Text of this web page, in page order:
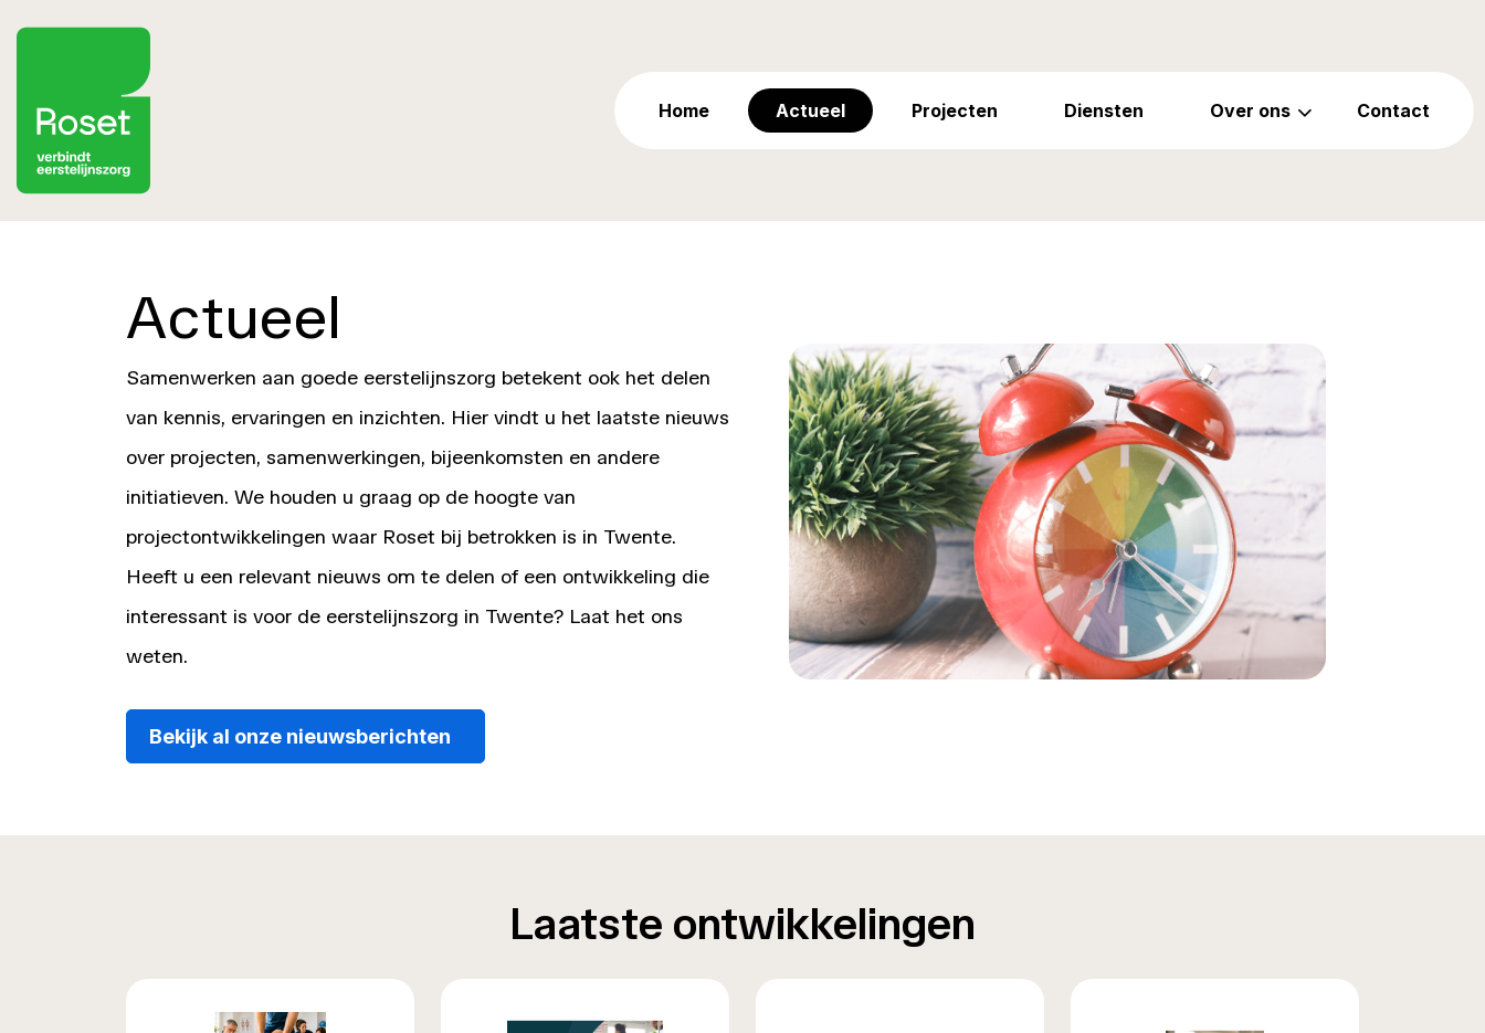
Home Actueel Projecten Diensten Over ons Contact
Actueel
Samenwerken aan goede eerstelijnszorg betekent ook het delen
van kennis, ervaringen en inzichten. Hier vindt u het laatste nieuws
over projecten, samenwerkingen, bijeenkomsten en andere
initiatieven. We houden u graag op de hoogte van
projectontwikkelingen waar Roset bij betrokken is in Twente.
Heeft u een relevant nieuws om te delen of een ontwikkeling die
interessant is voor de eerstelijnszorg in Twente? Laat het ons
weten.
Bekijk al onze nieuwsberichten
Laatste ontwikkelingen